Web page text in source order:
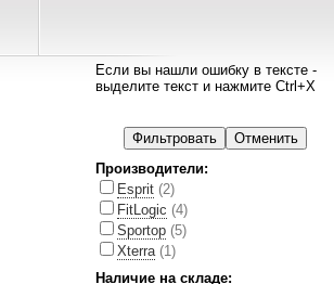
Если вы нашли ошибку в тексте -
выделите текст и нажмите Ctrl+X
Производители:
Esprit (2)
FitLogic (4)
Sportop (5)
Xterra (1)
Наличие на складе: